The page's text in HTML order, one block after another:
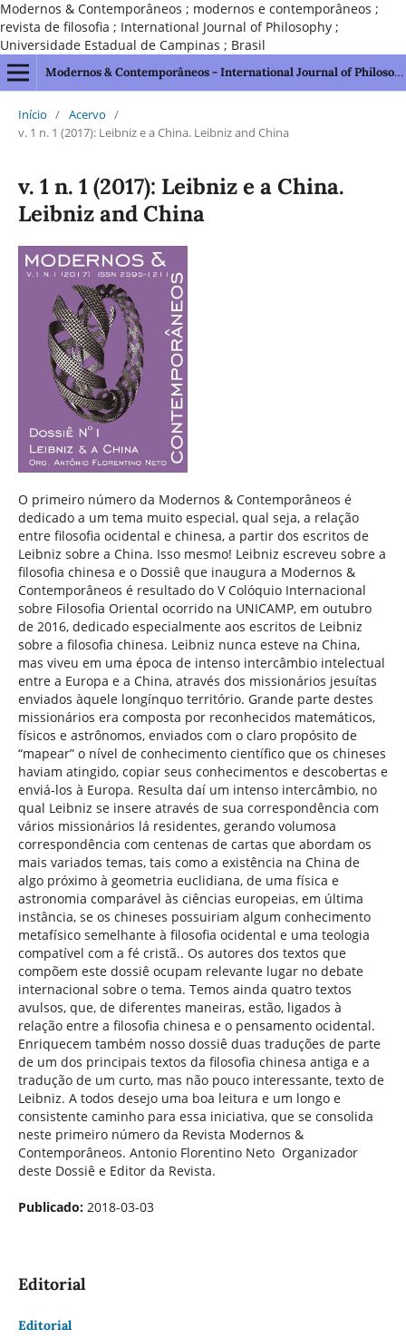
Modernos & Contemporâneos ; modernos e contemporâneos ;
revista de filosofia ; International Journal of Philosophy ;
Universidade Estadual de Campinas ; Brasil
Modernos & Contemporâneos - International Journal of Philosophy [issn 2595-1211]
Início / Acervo /
v. 1 n. 1 (2017): Leibniz e a China. Leibniz and China
v. 1 n. 1 (2017): Leibniz e a China.
Leibniz and China
O primeiro número da Modernos & Contemporâneos é
dedicado a um tema muito especial, qual seja, a relação
entre filosofia ocidental e chinesa, a partir dos escritos de
Leibniz sobre a China. Isso mesmo! Leibniz escreveu sobre a
filosofia chinesa e o Dossiê que inaugura a Modernos &
Contemporâneos é resultado do V Colóquio Internacional
sobre Filosofia Oriental ocorrido na UNICAMP, em outubro
de 2016, dedicado especialmente aos escritos de Leibniz
sobre a filosofia chinesa. Leibniz nunca esteve na China,
mas viveu em uma época de intenso intercâmbio intelectual
entre a Europa e a China, através dos missionários jesuítas
enviados àquele longínquo território. Grande parte destes
missionários era composta por reconhecidos matemáticos,
físicos e astrônomos, enviados com o claro propósito de
“mapear” o nível de conhecimento científico que os chineses
haviam atingido, copiar seus conhecimentos e descobertas e
enviá-los à Europa. Resulta daí um intenso intercâmbio, no
qual Leibniz se insere através de sua correspondência com
vários missionários lá residentes, gerando volumosa
correspondência com centenas de cartas que abordam os
mais variados temas, tais como a existência na China de
algo próximo à geometria euclidiana, de uma física e
astronomia comparável às ciências europeias, em última
instância, se os chineses possuiriam algum conhecimento
metafísico semelhante à filosofia ocidental e uma teologia
compatível com a fé cristã.. Os autores dos textos que
compõem este dossiê ocupam relevante lugar no debate
internacional sobre o tema. Temos ainda quatro textos
avulsos, que, de diferentes maneiras, estão, ligados à
relação entre a filosofia chinesa e o pensamento ocidental.
Enriquecem também nosso dossiê duas traduções de parte
de um dos principais textos da filosofia chinesa antiga e a
tradução de um curto, mas não pouco interessante, texto de
Leibniz. A todos desejo uma boa leitura e um longo e
consistente caminho para essa iniciativa, que se consolida
neste primeiro número da Revista Modernos &
Contemporâneos. Antonio Florentino Neto Organizador
deste Dossiê e Editor da Revista.
Publicado: 2018-03-03
Editorial
Editorial